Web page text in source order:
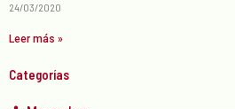
24/03/2020
Leer más »
Categorías